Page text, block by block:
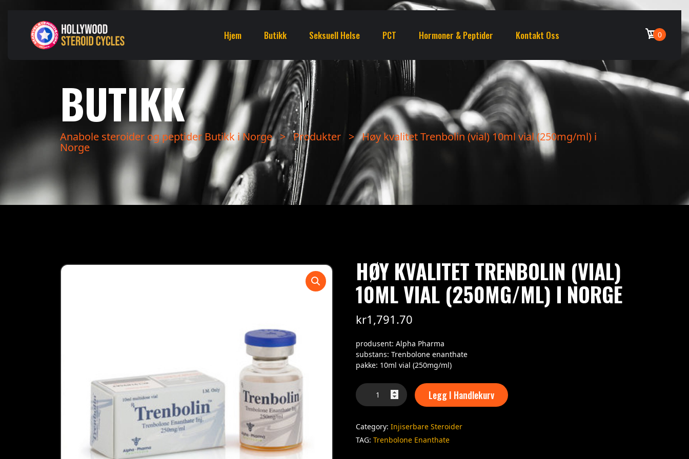
Hjem Butikk Seksuell Helse PCT Hormoner & Peptider Kontakt Oss 0
BUTIKK
Anabole steroider og peptider Butikk i Norge > Produkter > Høy kvalitet Trenbolin (vial) 10ml vial (250mg/ml) i
Norge
HØY KVALITET TRENBOLIN (VIAL)
10ML VIAL (250MG/ML) I NORGE
kr1,791.70
produsent: Alpha Pharma
substans: Trenbolone enanthate
pakke: 10ml vial (250mg/ml)
Legg I Handlekurv
Category:Injiserbare Steroider
TAG:Trenbolone Enanthate